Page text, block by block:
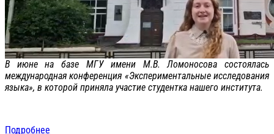
В июне на базе МГУ имени М.В. Ломоносова состоялась
международная конференция «Экспериментальные исследования
языка», в которой приняла участие студентка нашего института.
Подробнее